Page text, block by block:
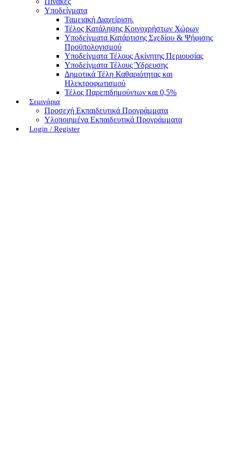
Υποδείγματα
Ταμειακή Διαχείριση.
Τέλος Κατάληψης Κοινοχρήστων Χώρων
Υποδείγματα Κατάρτισης Σχεδίου & Ψήφισης
Προϋπολογισμού
Υποδείγματα Τέλους Ακίνητης Περιουσίας
Υποδείγματα Τέλους Ύδρευσης
Δημοτικά Τέλη Καθαριότητας και
Ηλεκτροφωτισμού
Τέλος Παρεπιδημούντων και 0,5%
Σεμινάρια
Προσεχή Εκπαιδευτικά Προγράμματα
Υλοποιημένα Εκπαιδευτικά Προγράμματα
Login / Register